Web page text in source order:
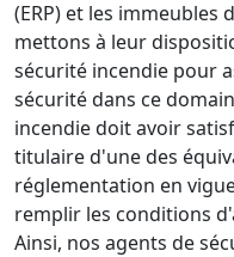
(ERP) et les immeubles
mettons à leur
sécurité incendie pour
sécurité dans ce
incendie doit avoir
titulaire d'une des
réglementation en
remplir les conditions
Ainsi, nos agents de